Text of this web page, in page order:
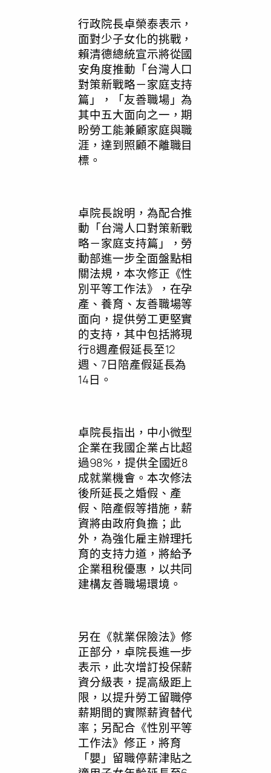
行政院長卓榮泰表示，
面對少子女化的挑戰，
賴清德總統宣示將從國
安角度推動「台灣人口
對策新戰略－家庭支持
篇」，「友善職場」為
其中五大面向之一，期
盼勞工能兼顧家庭與職
涯，達到照顧不離職目
標。
卓院長說明，為配合推
動「台灣人口對策新戰
略－家庭支持篇」，勞
動部進一步全面盤點相
關法規，本次修正《性
別平等工作法》，在孕
產、養育、友善職場等
面向，提供勞工更堅實
的支持，其中包括將現
行8週產假延長至12
週、7日陪產假延長為
14日。
卓院長指出，中小微型
企業在我國企業占比超
過98%，提供全國近8
成就業機會。本次修法
後所延長之婚假、產
假、陪產假等措施，薪
資將由政府負擔；此
外，為強化雇主辦理托
育的支持力道，將給予
企業租稅優惠，以共同
建構友善職場環境。
另在《就業保險法》修
正部分，卓院長進一步
表示，此次增訂投保薪
資分級表，提高級距上
限，以提升勞工留職停
薪期間的實際薪資替代
率；另配合《性別平等
工作法》修正，將育
「嬰」留職停薪津貼之